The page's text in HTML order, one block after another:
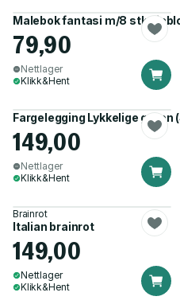
Malebok fantasi m/8 stk
79,90
Nettlager
Klikk&Hent
Fargelegging Lykkelige gaten
149,00
Nettlager
Klikk&Hent
Brainrot
Italian brainrot
149,00
Nettlager
Klikk&Hent